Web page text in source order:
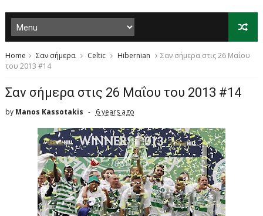
Home Σαν σήμερα Celtic Hibernian
Σαν σήμερα στις 26 Μαΐου
του 2013 #14
Σαν σήμερα στις 26 Μαΐου του 2013 #14
by Manos Kassotakis 6 years ago